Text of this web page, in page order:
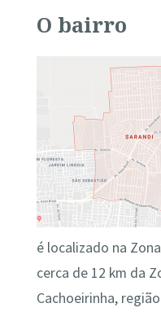
O bairro
é localizado na
cerca de 12 km da
Cachoeirinha,